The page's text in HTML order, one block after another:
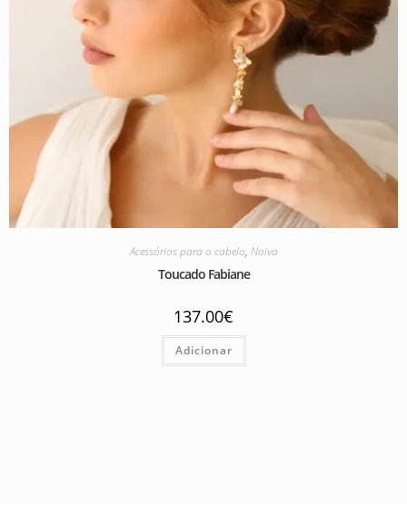
Acessórios para o cabelo, Noiva
Toucado Fabiane
137.00€
Adicionar